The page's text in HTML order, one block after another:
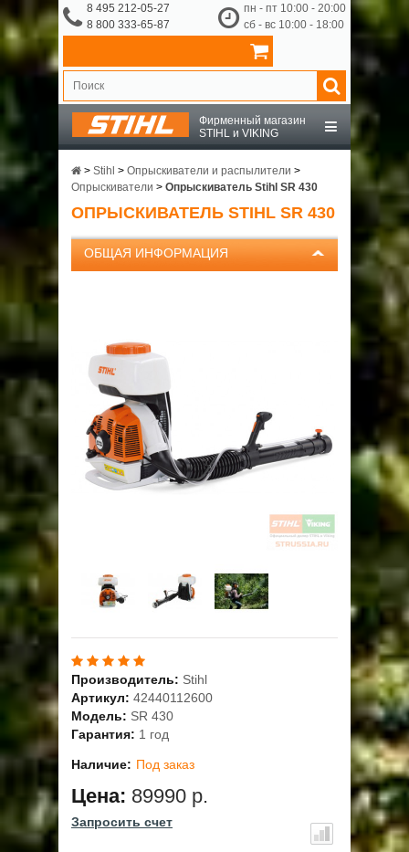
8 495 212-05-27
8 800 333-65-87
пн - пт 10:00 - 20:00
сб - вс 10:00 - 18:00
Фирменный магазин
STIHL и VIKING
STIHL
VIKING
OCHSENKOPF
О КОМПАНИИ
ДОСТАВКА
ОПЛАТА
ГАРАНТИЯ И СЕРВИС
ПОЛЬЗОВАТЕЛЬСКОЕ СОГЛАШЕНИЕ
КОНТАКТЫ
> Stihl > Опрыскиватели и распылители >
Опрыскиватели > Опрыскиватель Stihl SR 430
ОПРЫСКИВАТЕЛЬ STIHL SR 430
ОБЩАЯ ИНФОРМАЦИЯ
Производитель: Stihl
Артикул: 42440112600
Модель: SR 430
Гарантия: 1 год
Наличие: Под заказ
Цена: 89990 р.
Запросить счет